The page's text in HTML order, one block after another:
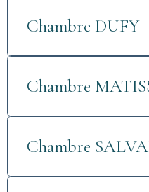
Chambre DUFY
Chambre
Chambre